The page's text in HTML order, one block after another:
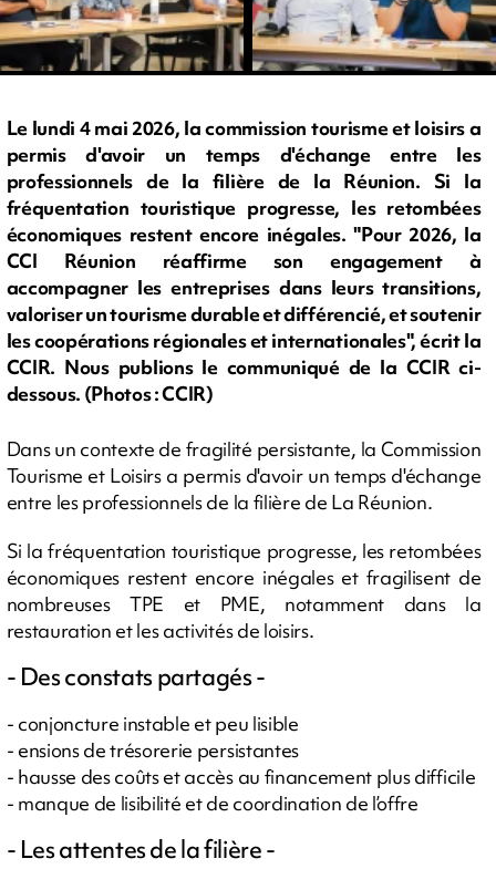
Le lundi 4 mai 2026, la commission tourisme et loisirs a
permis d'avoir un temps d'échange entre les
professionnels de la filière de la Réunion. Si la
fréquentation touristique progresse, les retombées
économiques restent encore inégales. "Pour 2026, la
CCI Réunion réaffirme son engagement à
accompagner les entreprises dans leurs transitions,
valoriser un tourisme durable et différencié, et soutenir
les coopérations régionales et internationales", écrit la
CCIR. Nous publions le communiqué de la CCIR ci-
dessous. (Photos : CCIR)
Dans un contexte de fragilité persistante, la Commission
Tourisme et Loisirs a permis d'avoir un temps d'échange
entre les professionnels de la filière de La Réunion.
Si la fréquentation touristique progresse, les retombées
économiques restent encore inégales et fragilisent de
nombreuses TPE et PME, notamment dans la
restauration et les activités de loisirs.
- Des constats partagés -
- conjoncture instable et peu lisible
- ensions de trésorerie persistantes
- hausse des coûts et accès au financement plus difficile
- manque de lisibilité et de coordination de l’offre
- Les attentes de la filière -